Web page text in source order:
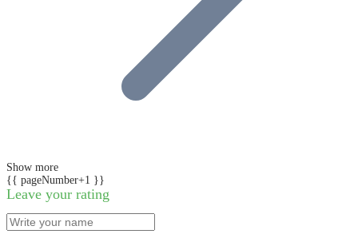
Show more
{{ pageNumber+1 }}
Leave your rating